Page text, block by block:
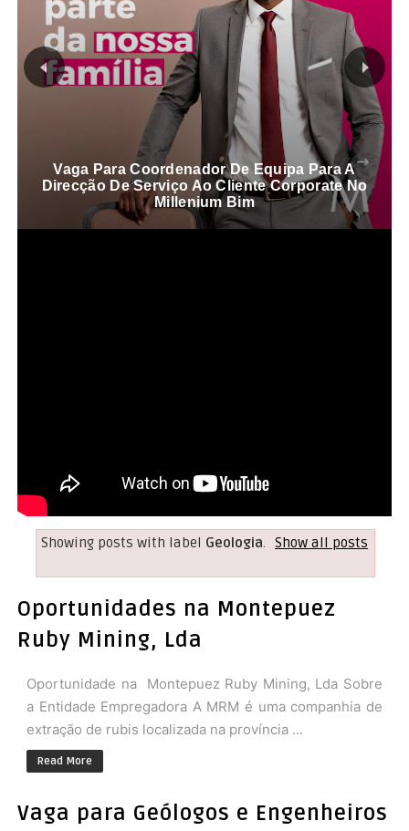
Vaga Para Coordenador De Equipa Para A
Direcção De Serviço Ao Cliente Corporate No
Millenium Bim
Showing posts with label Geologia. Show all posts
Oportunidades na Montepuez
Ruby Mining, Lda
Oportunidade na Montepuez Ruby Mining, Lda Sobre
a Entidade Empregadora A MRM é uma companhia de
extração de rubis localizada na província ...
Read More
Vaga para Geólogos e Engenheiros